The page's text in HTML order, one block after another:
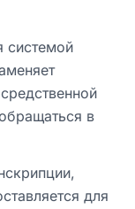
системой
в
для